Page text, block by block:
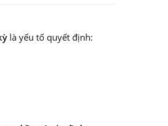
là yếu tố quyết định: